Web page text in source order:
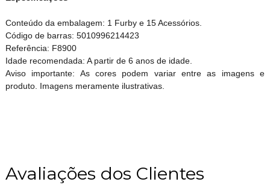
Conteúdo da embalagem: 1 Furby e 15 Acessórios.
Código de barras: 5010996214423
Referência: F8900
Idade recomendada: A partir de 6 anos de idade.
Aviso importante: As cores podem variar entre as imagens e
produto. Imagens meramente ilustrativas.
Avaliações dos Clientes